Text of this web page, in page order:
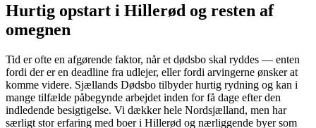
Hurtig opstart i Hillerød og resten af
omegnen
Tid er ofte en afgørende faktor, når et dødsbo skal ryddes — enten
fordi der er en deadline fra udlejer, eller fordi arvingerne ønsker at
komme videre. Sjællands Dødsbo tilbyder hurtig rydning og kan i
mange tilfælde påbegynde arbejdet inden for få dage efter den
indledende besigtigelse. Vi dækker hele Nordsjælland, men har
særligt stor erfaring med boer i Hillerød og nærliggende byer som